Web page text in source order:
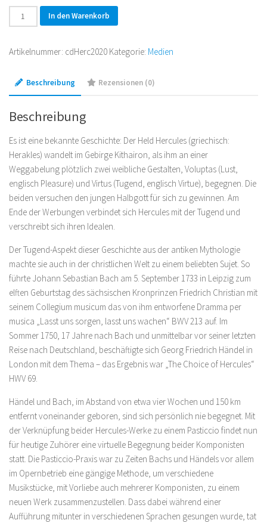
»Hercules«
Pasticcio
Werken
G.
F.
und
J.
S.
Bachs
Menge
In den Warenkorb
Artikelnummer: cdHerc2020 Kategorie: Medien
Beschreibung Rezensionen (0)
Beschreibung
Es ist eine bekannte Geschichte: Der Held Hercules (griechisch:
Herakles) wandelt im Gebirge Kithairon, als ihm an einer
Weggabelung plötzlich zwei weibliche Gestalten, Voluptas (Lust,
englisch Pleasure) und Virtus (Tugend, englisch Virtue), begegnen. Die
beiden versuchen den jungen Halbgott für sich zu gewinnen. Am
Ende der Werbungen verbindet sich Hercules mit der Tugend und
verschreibt sich ihren Idealen.
Der Tugend-Aspekt dieser Geschichte aus der antiken Mythologie
machte sie auch in der christlichen Welt zu einem beliebten Sujet. So
führte Johann Sebastian Bach am 5. September 1733 in Leipzig zum
elften Geburtstag des sächsischen Kronprinzen Friedrich Christian mit
seinem Collegium musicum das von ihm entworfene Dramma per
musica „Lasst uns sorgen, lasst uns wachen“ BWV 213 auf. Im
Sommer 1750, 17 Jahre nach Bach und unmittelbar vor seiner letzten
Reise nach Deutschland, beschäftigte sich Georg Friedrich Händel in
London mit dem Thema – das Ergebnis war „The Choice of Hercules“
HWV 69.
Händel und Bach, im Abstand von etwa vier Wochen und 150 km
entfernt voneinander geboren, sind sich persönlich nie begegnet. Mit
der Verknüpfung beider Hercules-Werke zu einem Pasticcio findet nun
für heutige Zuhörer eine virtuelle Begegnung beider Komponisten
statt. Die Pasticcio-Praxis war zu Zeiten Bachs und Händels vor allem
im Opernbetrieb eine gängige Methode, um verschiedene
Musikstücke, mit Vorliebe auch mehrerer Komponisten, zu einem
neuen Werk zusammenzustellen. Dass dabei während einer
Aufführung mitunter in verschiedenen Sprachen gesungen wurde, tat